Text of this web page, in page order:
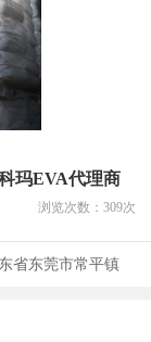
玛EVA代理商
浏览次数： 309次
省东莞市常平镇